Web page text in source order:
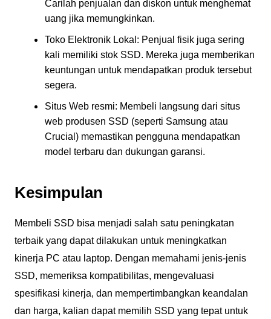
Carilah penjualan dan diskon untuk menghemat
uang jika memungkinkan.
Toko Elektronik Lokal: Penjual fisik juga sering
kali memiliki stok SSD. Mereka juga memberikan
keuntungan untuk mendapatkan produk tersebut
segera.
Situs Web resmi: Membeli langsung dari situs
web produsen SSD (seperti Samsung atau
Crucial) memastikan pengguna mendapatkan
model terbaru dan dukungan garansi.
Kesimpulan
Membeli SSD bisa menjadi salah satu peningkatan
terbaik yang dapat dilakukan untuk meningkatkan
kinerja PC atau laptop. Dengan memahami jenis-jenis
SSD, memeriksa kompatibilitas, mengevaluasi
spesifikasi kinerja, dan mempertimbangkan keandalan
dan harga, kalian dapat memilih SSD yang tepat untuk